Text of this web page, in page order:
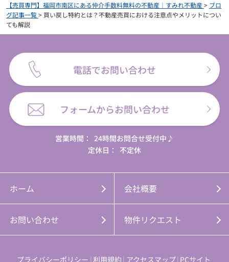
【売買専門】福岡市南区にある仲介手数料無料の不動産｜すみれ不動産> ブロ
グ記事一覧> 買い戻し特約とは？不動産売買における注意点やメリットについ
ても解説
電話でお問い合わせ
フォームからお問い合わせ
営業時間：
24時間お問合せ受付中♪
定休日：
不定休
ホーム 会社概要
お問い合わせ 物件リクエスト
プライバシーポリシー 利用規約 アクセスマップ PCサイト